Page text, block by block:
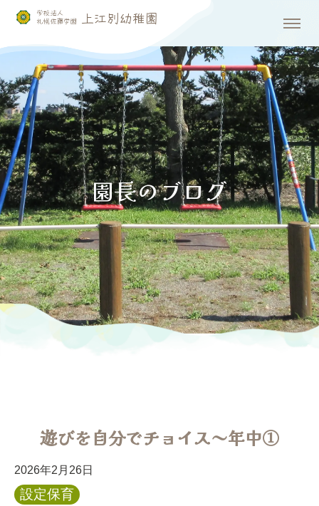
遊びを自分でチョイス～年中①
2026年2月26日
設定保育